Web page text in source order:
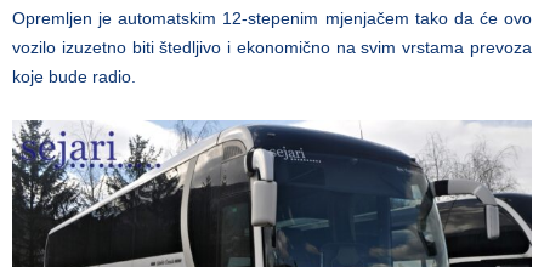
Opremljen je automatskim 12-stepenim mjenjačem tako da će ovo
vozilo izuzetno biti štedljivo i ekonomično na svim vrstama prevoza
koje bude radio.